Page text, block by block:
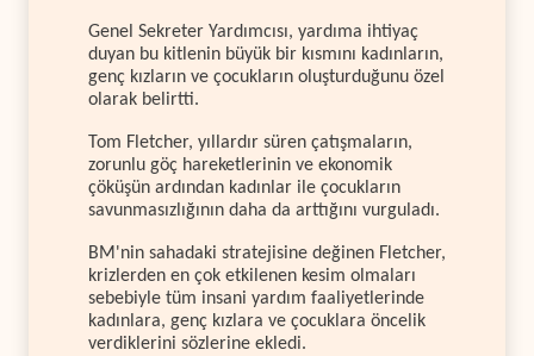
Genel Sekreter Yardımcısı, yardıma ihtiyaç
duyan bu kitlenin büyük bir kısmını kadınların,
genç kızların ve çocukların oluşturduğunu özel
olarak belirtti.
Tom Fletcher, yıllardır süren çatışmaların,
zorunlu göç hareketlerinin ve ekonomik
çöküşün ardından kadınlar ile çocukların
savunmasızlığının daha da arttığını vurguladı.
BM'nin sahadaki stratejisine değinen Fletcher,
krizlerden en çok etkilenen kesim olmaları
sebebiyle tüm insani yardım faaliyetlerinde
kadınlara, genç kızlara ve çocuklara öncelik
verdiklerini sözlerine ekledi.